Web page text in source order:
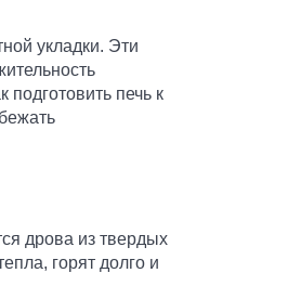
укладки. Эти
печь к
дрова из твердых
горят долго и